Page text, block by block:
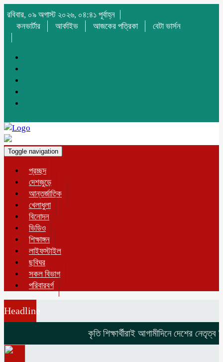
রবিবার, ০৯ অগাস্ট ২০২৬, ০৪:৪১ পূর্বাহ্ন
কনভার্টার
আর্কাইভ আজকের পত্রিকা বেটা ভার্সন
Toggle navigation
প্রচ্ছদ
দেশজুড়ে
আন্তর্জাতিক
খেলাধুলা
বিনোদন
ভিডিও
শিক্ষাঙ্গন
লাইফস্টাইল
ছবিঘর
সকল বিভাগ
পরিবারবর্গ
Headline
কৃতি শিক্ষার্থীরাই আগামীদিনে দেশের নেতৃত্ব